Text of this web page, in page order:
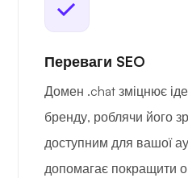
Переваги SEO
Домен .chat зміцнює
бренду, роблячи його
доступним для вашої
допомагає покращити